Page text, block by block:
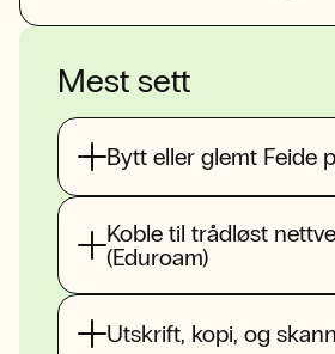
Mest sett
Bytt eller glemt Feide
Koble til trådløst
(Eduroam)
Utskrift, kopi, og